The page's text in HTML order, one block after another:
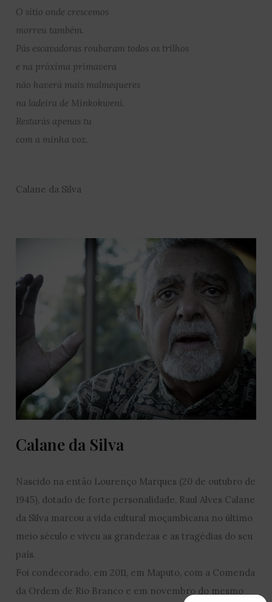
O sítio onde crescemos
morreu também.
Pás escavadoras roubaram todos os trilhos
e na próxima primavera
não haverá mais malmequeres
na ladeira de Minkokweni.
Restarás apenas tu
com a minha voz.
Calane da Silva
Calane da Silva
Nascido na então Lourenço Marques (20 de outubro de
1945), dotado de forte personalidade, Raul Alves Calane
da Silva marcou a vida cultural moçambicana no último
meio século e viveu as grandezas e as tragédias do seu
país.
Foi condecorado, em 2011, em Maputo, com a Comenda
da Ordem de Rio Branco e em novembro do mesmo